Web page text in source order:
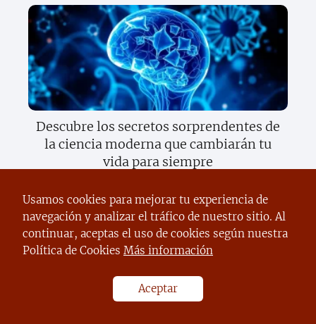
Descubre los secretos sorprendentes de
la ciencia moderna que cambiarán tu
vida para siempre
Usamos cookies para mejorar tu experiencia de
navegación y analizar el tráfico de nuestro sitio. Al
continuar, aceptas el uso de cookies según nuestra
Política de Cookies Más información
Aceptar